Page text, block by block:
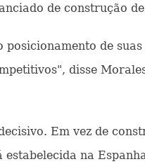
de construção
de
disse
Em vez de
na